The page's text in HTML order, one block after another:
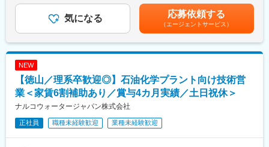
所長などキャリアアップを目指すことも可能です。
の中途入社者も活躍中でございます。
バランスを維持した就業が叶います。
・土日祝休、年間休日数は125日です。加えてお盆や年末年始な
どの長期休暇があり、また有給休暇が入社日に7日～15日付与、
変更の範囲：会社の定める業務
操業、生産性・品質改善といった本質的な課題の解決に貢献する
ことです。
ナルコブランドとして長年築いてきた技術力・顧客基盤を引き継
■業務詳細：
＜主な職務内容＞
・鹿島エリアにおける石油精製・石油化学メーカーへの技術営業
活動
の金額であり、選考を通じて上下する可能性があります。月給(月
額)は固定手当を含めた表記です。
気になる 応募依頼する
（エージェントサービス）
NEW
【徳山／理系卒歓迎◎】石油化学プラント向け技術営
業＜家賃6割補助あり／賞与4カ月実績／土日祝休＞
ナルコウォータージャパン株式会社
正社員 職種未経験歓迎 業種未経験歓迎